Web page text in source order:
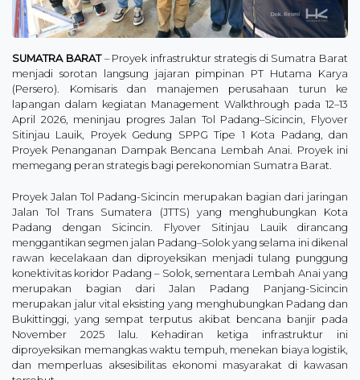
SUMATRA BARAT – Proyek infrastruktur strategis di Sumatra Barat
menjadi sorotan langsung jajaran pimpinan PT Hutama Karya
(Persero). Komisaris dan manajemen perusahaan turun ke
lapangan dalam kegiatan Management Walkthrough pada 12–13
April 2026, meninjau progres Jalan Tol Padang–Sicincin, Flyover
Sitinjau Lauik, Proyek Gedung SPPG Tipe 1 Kota Padang, dan
Proyek Penanganan Dampak Bencana Lembah Anai. Proyek ini
memegang peran strategis bagi perekonomian Sumatra Barat.
Proyek Jalan Tol Padang-Sicincin merupakan bagian dari jaringan
Jalan Tol Trans Sumatera (JTTS) yang menghubungkan Kota
Padang dengan Sicincin. Flyover Sitinjau Lauik dirancang
menggantikan segmen jalan Padang–Solok yang selama ini dikenal
rawan kecelakaan dan diproyeksikan menjadi tulang punggung
konektivitas koridor Padang – Solok, sementara Lembah Anai yang
merupakan bagian dari Jalan Padang Panjang-Sicincin
merupakan jalur vital eksisting yang menghubungkan Padang dan
Bukittinggi, yang sempat terputus akibat bencana banjir pada
November 2025 lalu. Kehadiran ketiga infrastruktur ini
diproyeksikan memangkas waktu tempuh, menekan biaya logistik,
dan memperluas aksesibilitas ekonomi masyarakat di kawasan